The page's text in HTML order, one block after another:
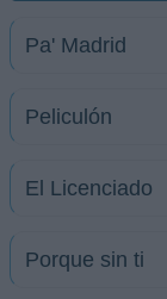
Pa' Madrid
Peliculón
El Licenciado
Porque sin ti